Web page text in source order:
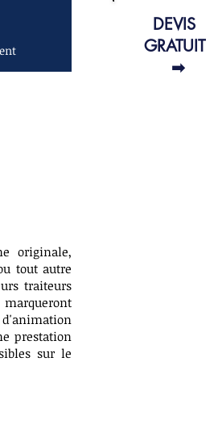
DEVIS
GRATUIT
➡
originale,
tout autre
traiteurs
marqueront
prestation
sur le